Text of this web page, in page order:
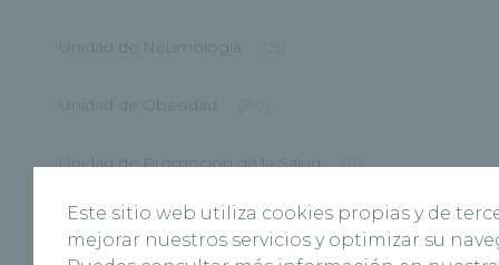
Unidad de Neumología
Unidad de Obesidad
Unidad de Promoción de la Salud (8)
HRSG (33)
Este sitio web utiliza cookies propias y de
mejorar nuestros servicios y optimizar su